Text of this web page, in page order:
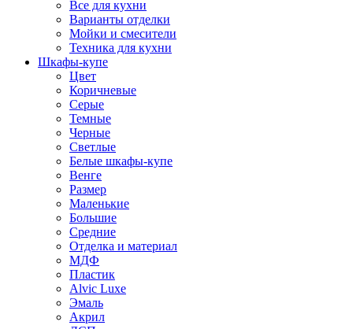
Все для кухни
Варианты отделки
Мойки и смесители
Техника для кухни
Шкафы-купе
Цвет
Коричневые
Серые
Темные
Черные
Светлые
Белые шкафы-купе
Венге
Размер
Маленькие
Большие
Средние
Отделка и материал
МДФ
Пластик
Alvic Luxe
Эмаль
Акрил